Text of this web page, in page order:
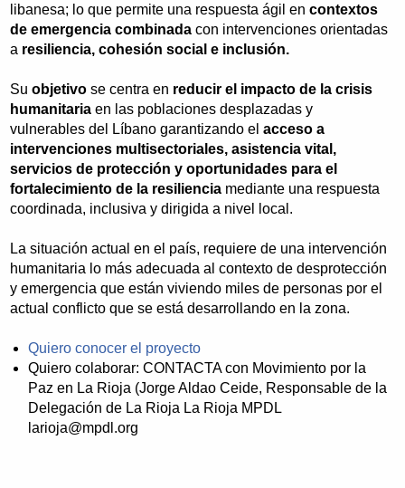
libanesa; lo que permite una respuesta ágil encontextos
de emergencia combinada con intervenciones orientadas
a resiliencia, cohesión social e inclusión.
Suobjetivo se centra en reducir el impacto de la crisis
humanitariaen las poblaciones desplazadas y
vulnerables del Líbano garantizando elacceso a
intervenciones multisectoriales, asistencia vital,
servicios de protección y oportunidades para el
fortalecimiento de la resiliencia mediante una respuesta
coordinada, inclusiva y dirigida a nivel local.
La situación actual en el país, requiere de una intervención
humanitaria lo más adecuada al contexto de desprotección
y emergencia que están viviendo miles de personas por el
actual conflicto que se está desarrollando en la zona.
Quiero conocer el proyecto
Quiero colaborar: CONTACTA con Movimiento por la
Paz en La Rioja (Jorge Aldao Ceide, Responsable de la
Delegación de La Rioja La Rioja MPDL
larioja@mpdl.org